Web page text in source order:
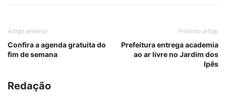
Artigo anterior
Confira a agenda gratuita do
fim de semana
Próximo artigo
Prefeitura entrega academia
ao ar livre no Jardim dos
Ipês
Redação